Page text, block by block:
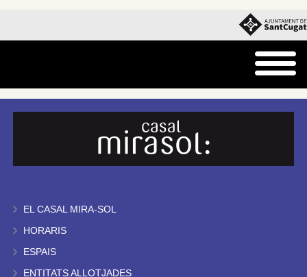
EL CASAL MIRA-SOL
HORARIS
ESPAIS
ENTITATS ALLOTJADES